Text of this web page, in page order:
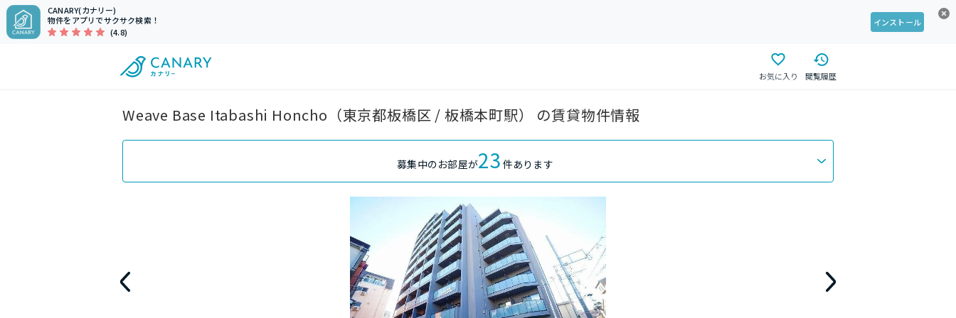
CANARY(カナリー)
物件をアプリでサクサク検索！
(4.8)
インストール
お気に入り 閲覧履歴
Weave Base Itabashi Honcho（東京都板橋区 / 板橋本町駅） の賃貸物件情報
募集中のお部屋が23 件あります